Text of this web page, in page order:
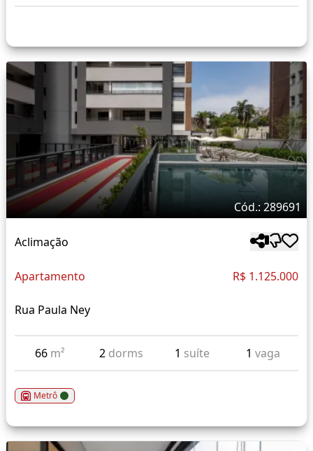
Cód.: 289691
Aclimação
Apartamento R$ 1.125.000
Rua Paula Ney
66 m² 2 dorms 1 suíte 1 vaga
Metrô